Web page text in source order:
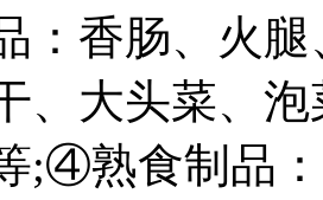
：香肠、火
、大头菜、
;④熟食制品